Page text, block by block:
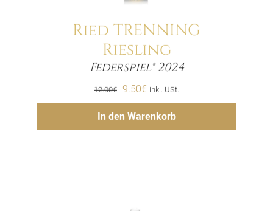
Ried TRENNING
Riesling
Federspiel® 2024
12.00€
Ursprünglicher
Preis
war:
9.50€ Aktueller
Preis
ist:
inkl. USt.
In den Warenkorb
Menge
Hinzufügen